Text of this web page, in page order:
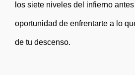
los siete niveles del infierno
oportunidad de enfrentarte a lo
de tu descenso.